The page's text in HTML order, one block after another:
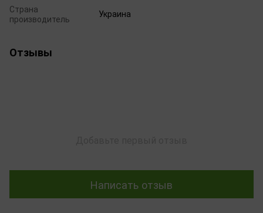
Страна
производитель
Украина
Отзывы
Написать отзыв